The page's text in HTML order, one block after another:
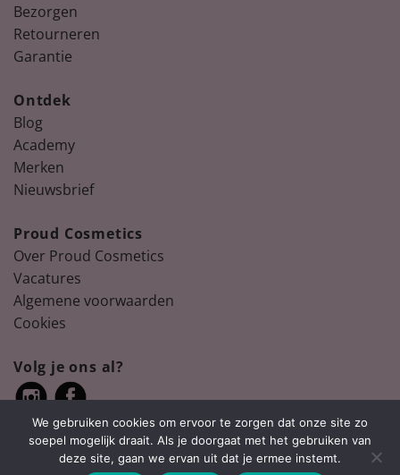
Bezorgen
Retourneren
Garantie
Ontdek
Blog
Academy
Merken
Nieuwsbrief
Proud Cosmetics
Over Proud Cosmetics
Vacatures
Algemene voorwaarden
Cookies
Volg je ons al?
We gebruiken cookies om ervoor te zorgen dat onze site zo
soepel mogelijk draait. Als je doorgaat met het gebruiken van
deze site, gaan we ervan uit dat je ermee instemt.